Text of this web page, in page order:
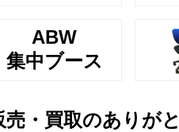
ABW
集中ブース
・買取のありが